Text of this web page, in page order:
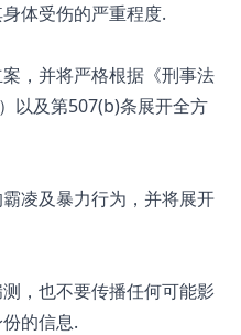
体受伤的严重程度.
，并将严格根据《刑事法
以及第507(b)条展开全方
凌及暴力行为，并将展开
，也不要传播任何可能影
的信息.